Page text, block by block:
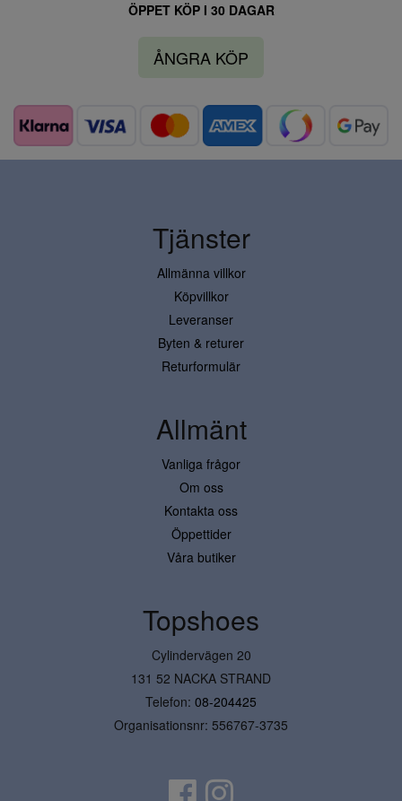
ÖPPET KÖP I 30 DAGAR
ÅNGRA KÖP
Tjänster
Allmänna villkor
Köpvillkor
Leveranser
Byten & returer
Returformulär
Allmänt
Vanliga frågor
Om oss
Kontakta oss
Öppettider
Våra butiker
Topshoes
Cylindervägen 20
131 52 NACKA STRAND
Telefon: 08-204425
Organisationsnr: 556767-3735